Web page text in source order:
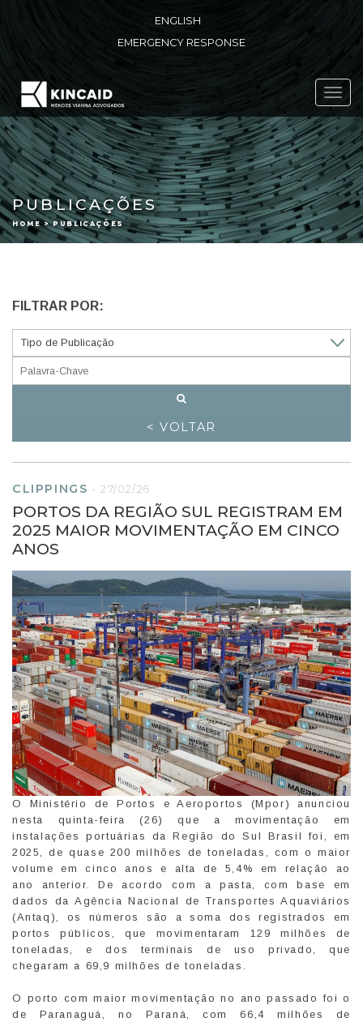
ENGLISH
EMERGENCY RESPONSE
PUBLICAÇÕES
HOME > PUBLICAÇÕES
FILTRAR POR:
< VOLTAR
CLIPPINGS - 27/02/26
PORTOS DA REGIÃO SUL REGISTRAM EM
2025 MAIOR MOVIMENTAÇÃO EM CINCO
ANOS
O Ministério de Portos e Aeroportos (Mpor) anunciou
nesta quinta-feira (26) que a movimentação em
instalações portuárias da Região do Sul Brasil foi, em
2025, de quase 200 milhões de toneladas, com o maior
volume em cinco anos e alta de 5,4% em relação ao
ano anterior. De acordo com a pasta, com base em
dados da Agência Nacional de Transportes Aquaviários
(Antaq), os números são a soma dos registrados em
portos públicos, que movimentaram 129 milhões de
toneladas, e dos terminais de uso privado, que
chegaram a 69,9 milhões de toneladas.
O porto com maior movimentação no ano passado foi o
de Paranaguá, no Paraná, com 66,4 milhões de